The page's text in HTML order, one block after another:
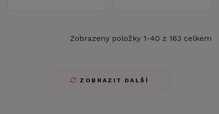
Zobrazeny položky 1-40 z 163 celkem
ZOBRAZIT DALŠÍ